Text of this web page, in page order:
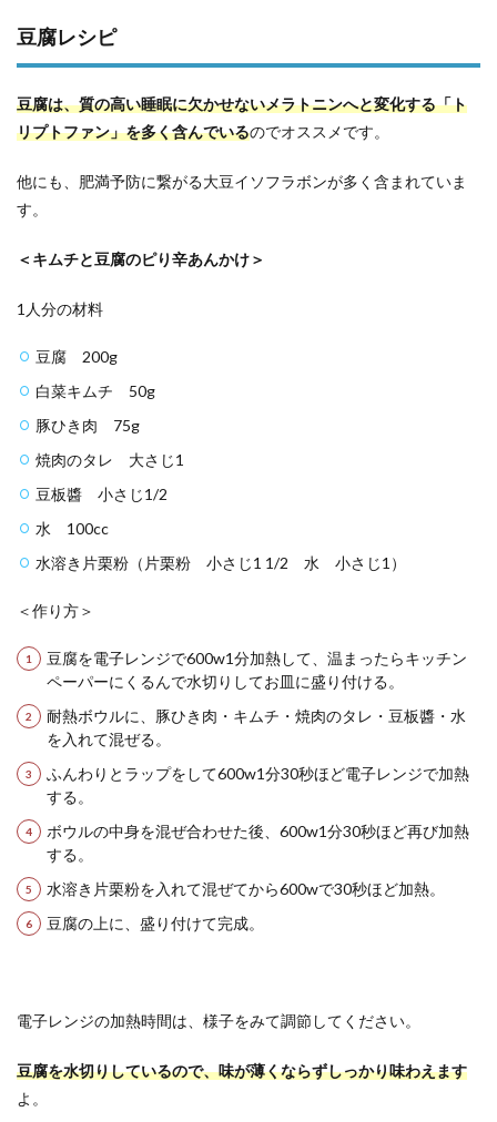
豆腐レシピ
豆腐は、質の高い睡眠に欠かせないメラトニンへと変化する「ト
リプトファン」を多く含んでいるのでオススメです。
他にも、肥満予防に繋がる大豆イソフラボンが多く含まれていま
す。
＜キムチと豆腐のピり辛あんかけ＞
1人分の材料
豆腐 200g
白菜キムチ 50g
豚ひき肉 75g
焼肉のタレ 大さじ1
豆板醬 小さじ1/2
水 100cc
水溶き片栗粉（片栗粉 小さじ1 1/2 水 小さじ1）
＜作り方＞
豆腐を電子レンジで600w1分加熱して、温まったらキッチン
ペーパーにくるんで水切りしてお皿に盛り付ける。
耐熱ボウルに、豚ひき肉・キムチ・焼肉のタレ・豆板醬・水
を入れて混ぜる。
ふんわりとラップをして600w1分30秒ほど電子レンジで加熱
する。
ボウルの中身を混ぜ合わせた後、600w1分30秒ほど再び加熱
する。
水溶き片栗粉を入れて混ぜてから600wで30秒ほど加熱。
豆腐の上に、盛り付けて完成。
電子レンジの加熱時間は、様子をみて調節してください。
豆腐を水切りしているので、味が薄くならずしっかり味わえます
よ。